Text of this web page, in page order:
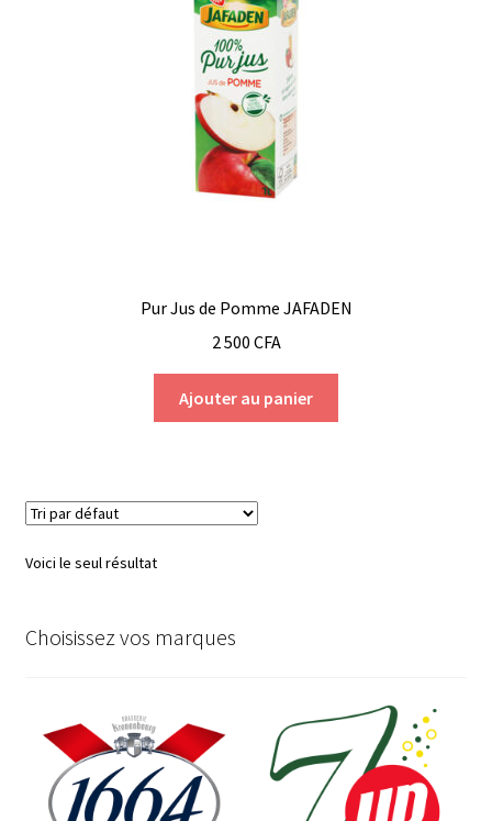
Pur Jus de Pomme JAFADEN
2 500 CFA
Ajouter au panier
Voici le seul résultat
Choisissez vos marques